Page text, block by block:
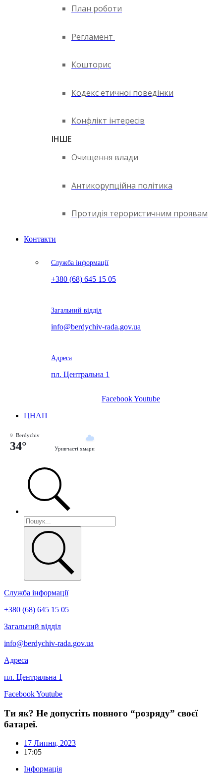
План роботи
Регламент
Кошторис
Кодекс етичної поведінки
Конфлікт інтересів
ІНШЕ
Очищення влади
Антикорупційна політика
Протидія терористичним проявам
Контакти
Служба інформації
+380 (68) 645 15 05
Загальний відділ
info@berdychiv-rada.gov.ua
Адреса
пл. Центральна 1
FacebookYoutube
ЦНАП
Berdychiv
34° Уривчасті хмари
Служба інформації
+380 (68) 645 15 05
Загальний відділ
info@berdychiv-rada.gov.ua
Адреса
пл. Центральна 1
FacebookYoutube
Ти як? Не допустіть повного “розряду” своєї
батареї.
17 Липня, 2023
17:05
Інформація